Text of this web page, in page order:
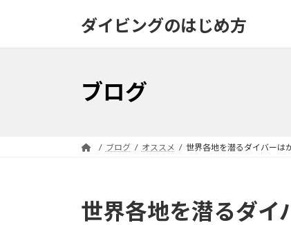
ダイビングのはじめ方
ブログ
ブログ オススメ 世界各地を潜るダイバーは
世界各地を潜るダイ